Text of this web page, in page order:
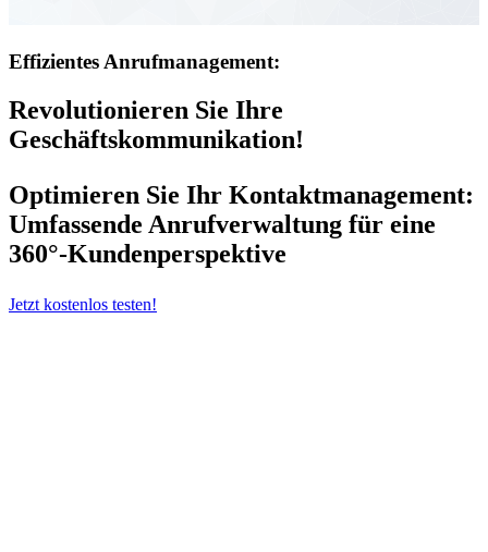
Effizientes Anrufmanagement:
Revolutionieren Sie Ihre
Geschäftskommunikation!
Optimieren Sie Ihr Kontaktmanagement:
Umfassende Anrufverwaltung für eine
360°-Kundenperspektive
Jetzt kostenlos testen!